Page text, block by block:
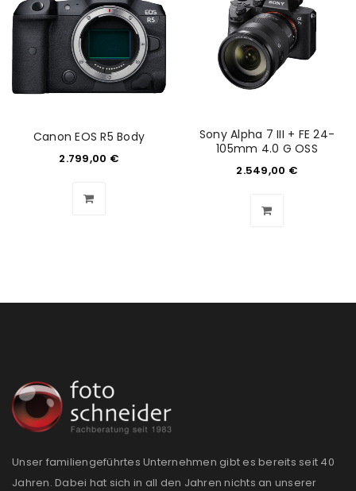
Canon EOS R5 Body
2.799,00 €
Sony Alpha 7 III + FE 24-
105mm 4.0 G OSS
2.549,00 €
Unser familiengeführtes Unternehmen gibt es bereits seit 40
Jahren. Dabei hat sich in all den Jahren nichts an unserer